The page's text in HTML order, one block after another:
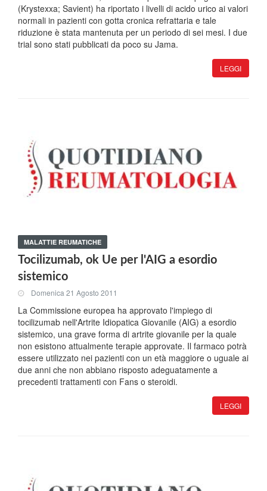
(Krystexxa; Savient) ha riportato i livelli di acido urico ai valori
normali in pazienti con gotta cronica refrattaria e tale
riduzione è stata mantenuta per un periodo di sei mesi. I due
trial sono stati pubblicati da poco su Jama.
LEGGI
MALATTIE REUMATICHE
Tocilizumab, ok Ue per l'AIG a esordio
sistemico
Domenica 21 Agosto 2011
La Commissione europea ha approvato l'impiego di
tocilizumab nell'Artrite Idiopatica Giovanile (AIG) a esordio
sistemico, una grave forma di artrite giovanile per la quale
non esistono attualmente terapie approvate. Il farmaco potrà
essere utilizzato nei pazienti con un età maggiore o uguale ai
due anni che non abbiano risposto adeguatamente a
precedenti trattamenti con Fans o steroidi.
LEGGI